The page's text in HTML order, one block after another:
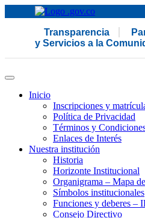
Transparencia
y Servicios a la
Inicio
Inscripciones y
Política de Privacidad
Términos y
Enlaces de Interés
Nuestra institución
Historia
Horizonte Institucional
Organigrama – Mapa
Símbolos institucionales
Funciones y deberes –
Consejo Directivo